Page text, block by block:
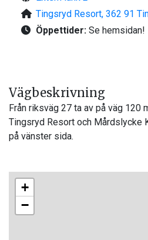
Tingsryd Resort, 362 91
Öppettider: Se hemsidan!
Vägbeskrivning
Från riksväg 27 ta av på väg 120
Tingsryd Resort och Mårdslycke
på vänster sida.
+
−